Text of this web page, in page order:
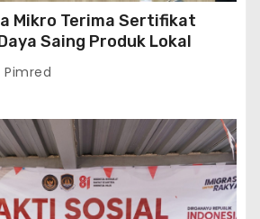
Mikro Terima Sertifikat
Saing Produk Lokal
Pimred